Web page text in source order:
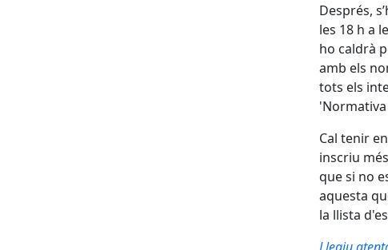
Després,
les 18 h a
ho caldrà
amb els
tots els
Cal tenir
inscriu
que si no
aquesta
la llista